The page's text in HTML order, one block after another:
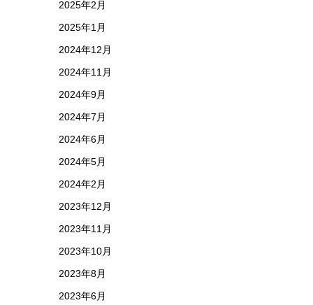
2025年2月
2025年1月
2024年12月
2024年11月
2024年9月
2024年7月
2024年6月
2024年5月
2024年2月
2023年12月
2023年11月
2023年10月
2023年8月
2023年6月